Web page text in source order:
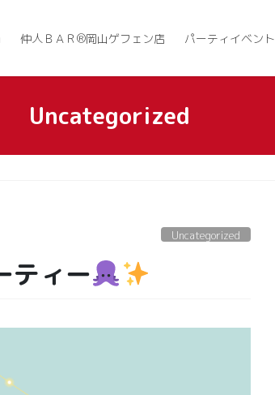
仲人ＢＡＲ®岡山ゲフェン店 パーティイベント
Uncategorized
Uncategorized
ティー